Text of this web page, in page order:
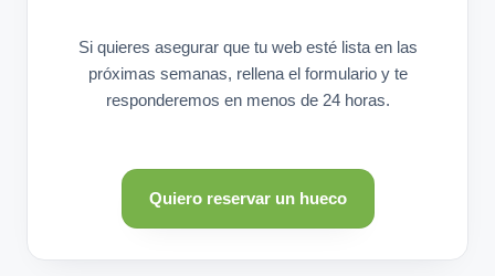
Si quieres asegurar que tu web esté lista en las
próximas semanas, rellena el formulario y te
responderemos en menos de 24 horas.
Quiero reservar un hueco